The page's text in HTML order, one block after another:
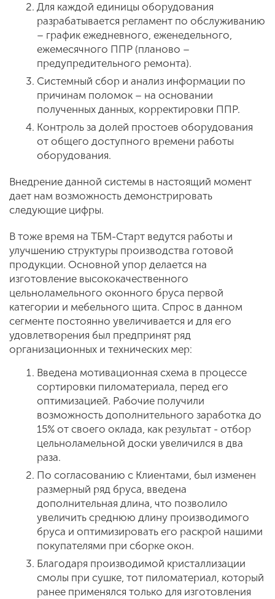
Для каждой единицы оборудования
разрабатывается регламент по обслуживанию
– график ежедневного, еженедельного,
ежемесячного ППР (планово –
предупредительного ремонта).
Системный сбор и анализ информации по
причинам поломок – на основании
полученных данных, корректировки ППР.
Контроль за долей простоев оборудования
от общего доступного времени работы
оборудования.
Внедрение данной системы в настоящий момент
дает нам возможность демонстрировать
следующие цифры.
В тоже время на ТБМ-Старт ведутся работы и
улучшению структуры производства готовой
продукции. Основной упор делается на
изготовление высококачественного
цельноламельного оконного бруса первой
категории и мебельного щита. Спрос в данном
сегменте постоянно увеличивается и для его
удовлетворения был предпринят ряд
организационных и технических мер:
Введена мотивационная схема в процессе
сортировки пиломатериала, перед его
оптимизацией. Рабочие получили
возможность дополнительного заработка до
15% от своего оклада, как результат - отбор
цельноламельной доски увеличился в два
раза.
По согласованию с Клиентами, был изменен
размерный ряд бруса, введена
дополнительная длина, что позволило
увеличить среднюю длину производимого
бруса и оптимизировать его раскрой нашими
покупателями при сборке окон.
Благодаря производимой кристаллизации
смолы при сушке, тот пиломатериал, который
ранее применялся только для изготовления